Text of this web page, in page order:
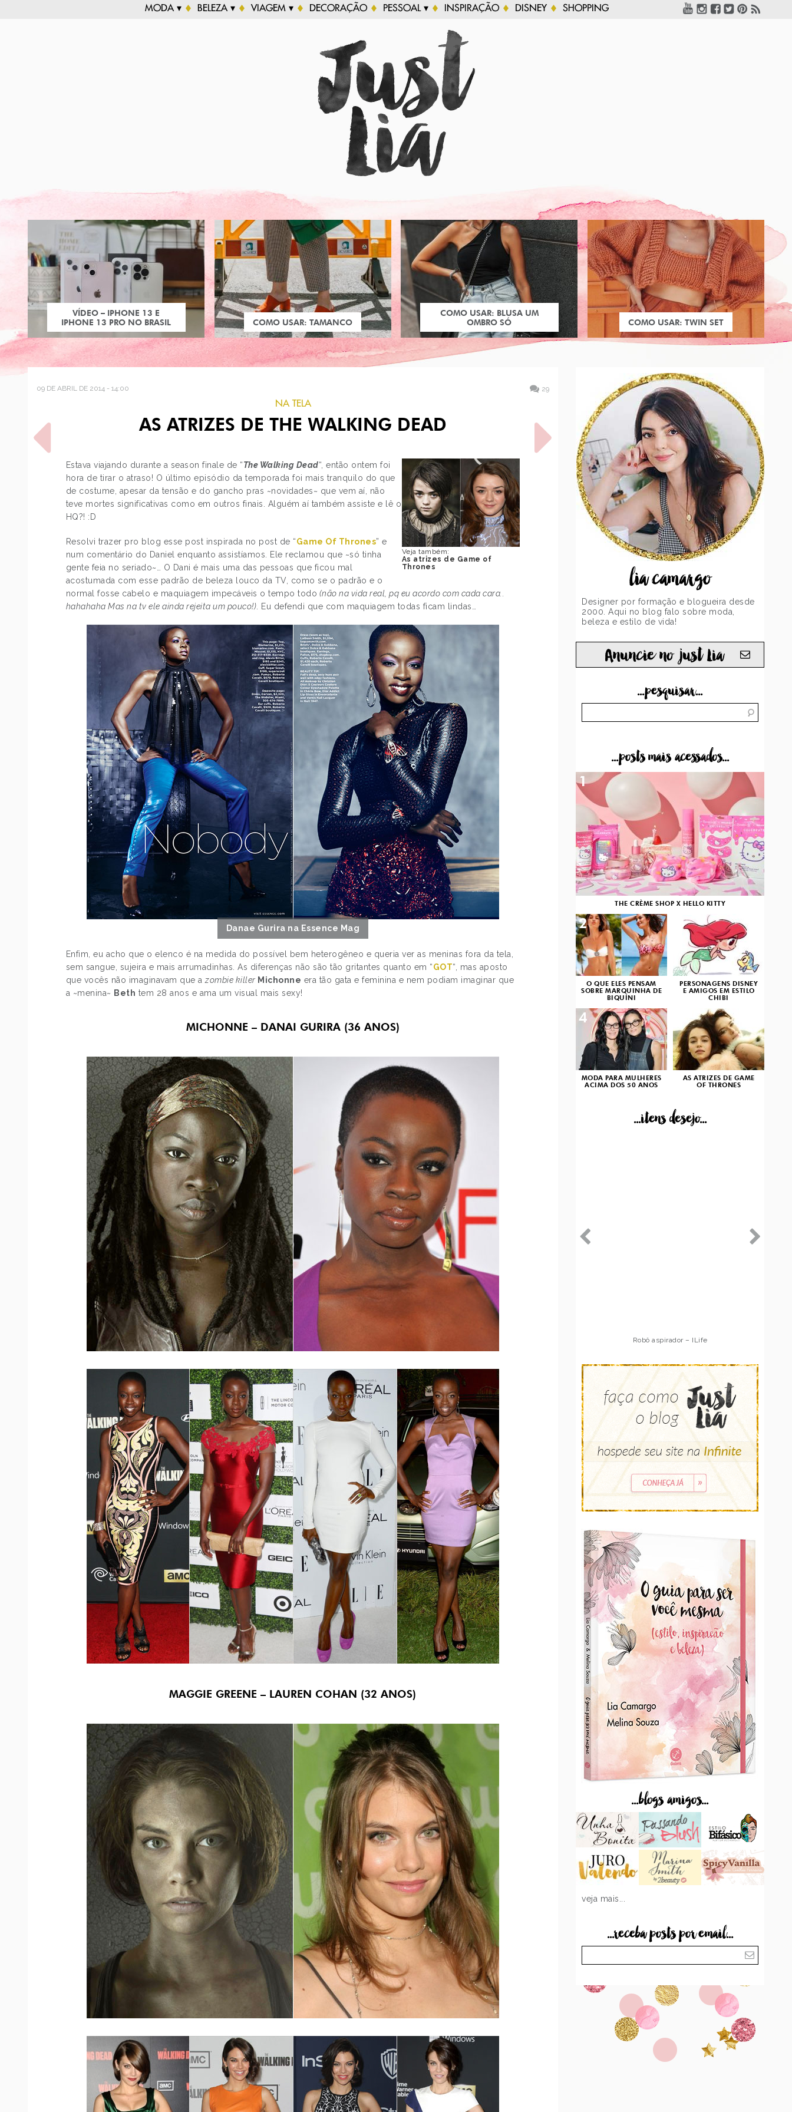
MODA ▾ BELEZA ▾ VIAGEM ▾ DECORAÇÃO PESSOAL ▾ INSPIRAÇÃO DISNEY SHOPPING
VÍDEO – IPHONE 13 E
IPHONE 13 PRO NO BRASIL
COMO USAR: TAMANCO
COMO USAR: BLUSA UM
OMBRO SÓ
COMO USAR: TWIN SET
09 DE ABRIL DE 2014 - 14:00 29
NA TELA
AS ATRIZES DE THE WALKING DEAD
Veja também:
As atrizes de Game of
Thrones
Estava viajando durante a season finale de “The Walking Dead“, então ontem foi
hora de tirar o atraso! O último episódio da temporada foi mais tranquilo do que
de costume, apesar da tensão e do gancho pras ~novidades~ que vem aí, não
teve mortes significativas como em outros finais. Alguém aí também assiste e lê o
HQ?! :D
Resolvi trazer pro blog esse post inspirada no post de “Game Of Thrones” e
num comentário do Daniel enquanto assistíamos. Ele reclamou que ~só tinha
gente feia no seriado~… O Dani é mais uma das pessoas que ficou mal
acostumada com esse padrão de beleza louco da TV, como se o padrão e o
normal fosse cabelo e maquiagem impecáveis o tempo todo (não na vida real, pq eu acordo com cada cara..
hahahaha Mas na tv ele ainda rejeita um pouco!) . Eu defendi que com maquiagem todas ficam lindas…
Danae Gurira na Essence Mag
Enfim, eu acho que o elenco é na medida do possível bem heterogêneo e queria ver as meninas fora da tela,
sem sangue, sujeira e mais arrumadinhas. As diferenças não são tão gritantes quanto em “GOT“, mas aposto
que vocês não imaginavam que azombie killer Michonne era tão gata e feminina e nem podiam imaginar que
a ~menina~ Beth tem 28 anos e ama um visual mais sexy!
MICHONNE – DANAI GURIRA (36 ANOS)
MAGGIE GREENE – LAUREN COHAN (32 ANOS)
POST ANTERIOR
NIKKI FARQUHARSON
PRÓXIMO POST
BATALHA: KATY PERRY
lia camargo
Designer por formação e blogueira desde
2000. Aqui no blog falo sobre moda,
beleza e estilo de vida!
Anuncie no just Lia
...pesquisar...
...posts mais acessados...
THE CRÈME SHOP X HELLO KITTY
1
O QUE ELES PENSAM
SOBRE MARQUINHA DE
BIQUÍNI
2
PERSONAGENS DISNEY
E AMIGOS EM ESTILO
CHIBI
3
MODA PARA MULHERES
ACIMA DOS 50 ANOS
4
AS ATRIZES DE GAME
OF THRONES
...itens desejo...
Robô aspirador – Multilaser
...blogs amigos...
veja mais...
...receba posts por email...